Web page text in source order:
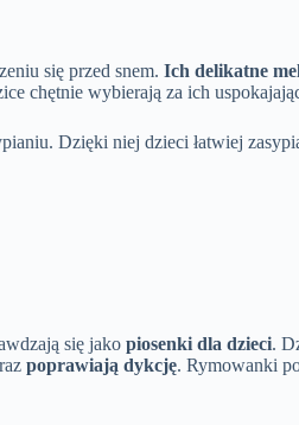
się przed snem. Ich delikatne
chętnie wybierają za ich
Dzięki niej dzieci łatwiej
się jako piosenki dla dzieci.
poprawiają dykcję. Rymowanki